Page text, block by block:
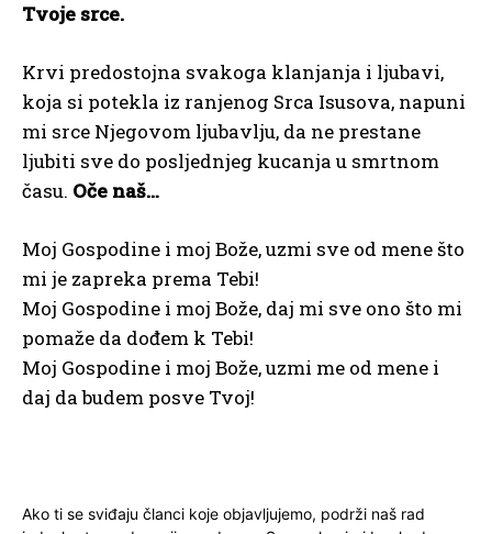
Tvoje srce.
Krvi predostojna svakoga klanjanja i ljubavi,
koja si potekla iz ranjenog Srca Isusova, napuni
mi srce Njegovom ljubavlju, da ne prestane
ljubiti sve do posljednjeg kucanja u smrtnom
času. Oče naš…
Moj Gospodine i moj Bože, uzmi sve od mene što
mi je zapreka prema Tebi!
Moj Gospodine i moj Bože, daj mi sve ono što mi
pomaže da dođem k Tebi!
Moj Gospodine i moj Bože, uzmi me od mene i
daj da budem posve Tvoj!
Ako ti se sviđaju članci koje objavljujemo, podrži naš rad